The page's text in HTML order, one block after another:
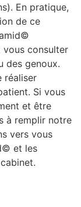
En pratique,
de ce
consulter
des genoux.
réaliser
Si vous
et être
à remplir notre
vers vous
et les